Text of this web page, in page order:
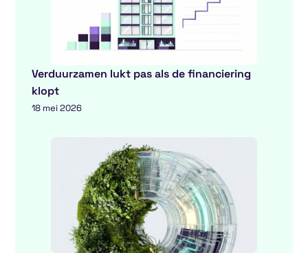
Verduurzamen lukt pas als de financiering
klopt
18 mei 2026